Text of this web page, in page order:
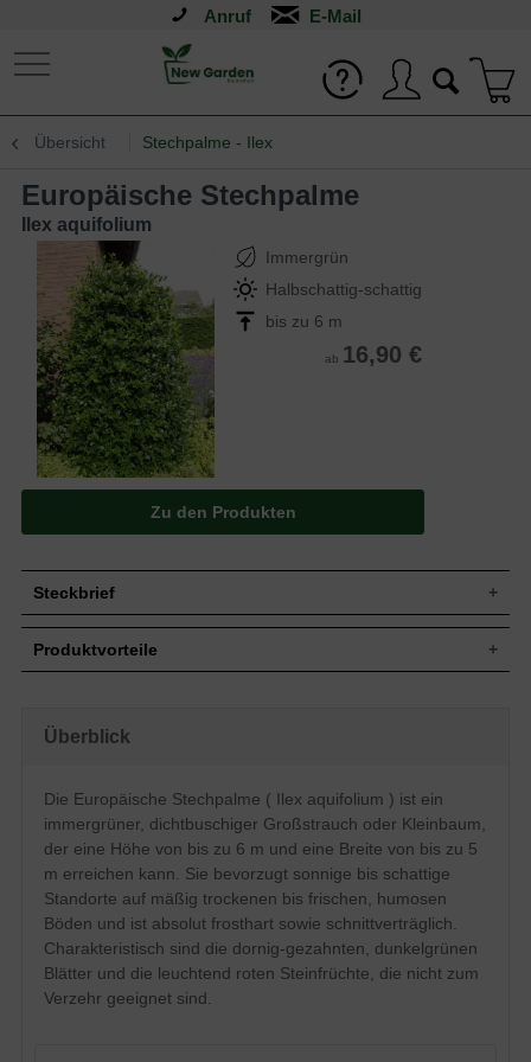
Anruf
Übersicht Stechpalme - Ilex
Europäische Stechpalme
Ilex aquifolium
Immergrün
Halbschattig-schattig
bis zu 6 m
ab 16,90 €
Zu den Produkten
Steckbrief
Zuwachs
Wuchsform
Blatt
gezahnter Rand, dunkelgrün, 3 bis 8 cm
lang
Frucht
Leuchtend rote Steinfrüchte, nicht zum
Verzehr geeignet
Blüte
Weiß, im Mai und Juni
Boden
Mäßig trockene bis frische, humose
Untergründe
Standort
Sonnig bis schattig
Verwendung
Heckenpflanze, Einzelelement,
Produktvorteile
robust
undurchdringliche Hecke (sticht)
gut frosthart und windfest
verträgt keine Staunässe
langsamwüchsig
Überblick
Die Europäische Stechpalme ( Ilex aquifolium ) ist ein
immergrüner, dichtbuschiger Großstrauch oder Kleinbaum,
der eine Höhe von bis zu 6 m und eine Breite von bis zu 5
m erreichen kann. Sie bevorzugt sonnige bis schattige
Standorte auf mäßig trockenen bis frischen, humosen
Böden und ist absolut frosthart sowie schnittverträglich.
Charakteristisch sind die dornig-gezahnten, dunkelgrünen
Blätter und die leuchtend roten Steinfrüchte, die nicht zum
Verzehr geeignet sind.